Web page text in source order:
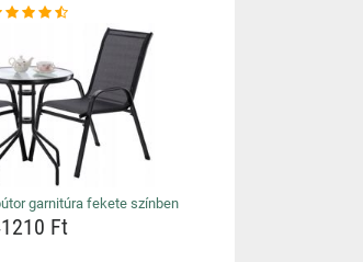
garnitúra fekete színben
Ft